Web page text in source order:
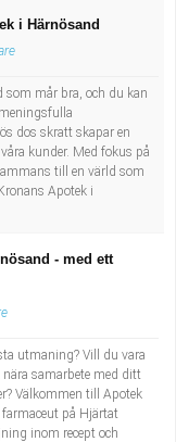
i Härnösand
som mår bra, och du kan
dos skratt skapar en
kunder. Med fokus på
till en värld som
Apotek i
- med ett
utmaning? Vill du vara
samarbete med ditt
Välkommen till Apotek
på Hjärtat
inom recept och